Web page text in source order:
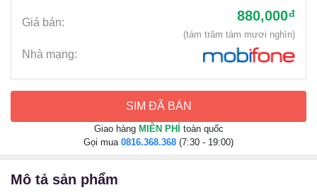
Giá bán: 880,000đ
(tám trăm tám mươi nghìn)
Nhà mạng:
SIM ĐÃ BÁN
Giao hàng MIỄN PHÍ toàn quốc
Gọi mua 0816.368.368 (7:30 - 19:00)
mô tả sản phẩm